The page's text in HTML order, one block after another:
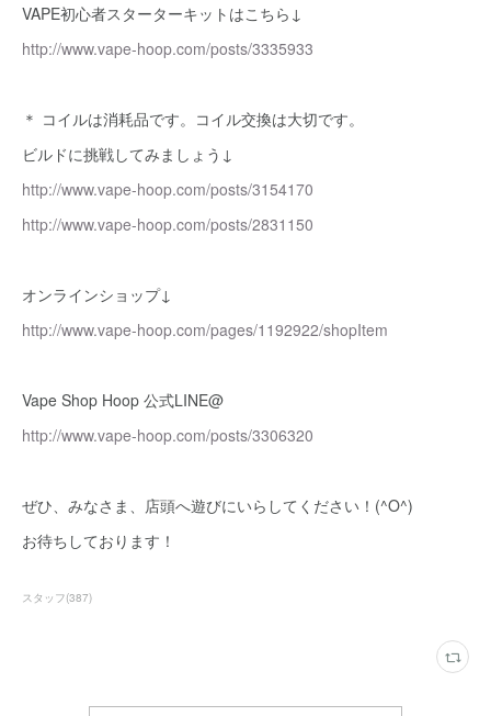
VAPE初心者スターターキットはこちら↓
http://www.vape-hoop.com/posts/3335933
＊ コイルは消耗品です。コイル交換は大切です。
ビルドに挑戦してみましょう↓
http://www.vape-hoop.com/posts/3154170
http://www.vape-hoop.com/posts/2831150
オンラインショップ↓
http://www.vape-hoop.com/pages/1192922/shopItem
Vape Shop Hoop 公式LINE@
http://www.vape-hoop.com/posts/3306320
ぜひ、みなさま、店頭へ遊びにいらしてください！(^O^)
お待ちしております！
スタッフ(387)